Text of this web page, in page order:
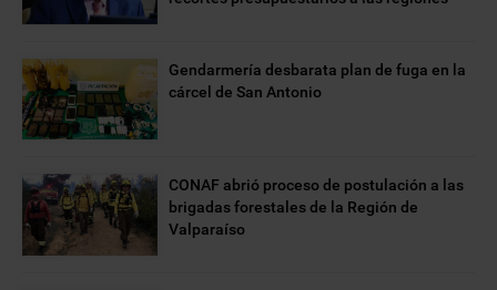
Gendarmería desbarata plan de fuga en la
cárcel de San Antonio
CONAF abrió proceso de postulación a las
brigadas forestales de la Región de
Valparaíso